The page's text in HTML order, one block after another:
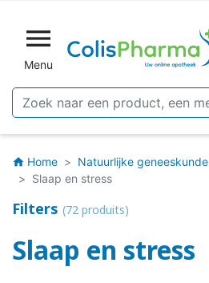

Menu
home Home Natuurlijke geneeskunde
Slaap en stress
Filters (72 produits)
Slaap en stress